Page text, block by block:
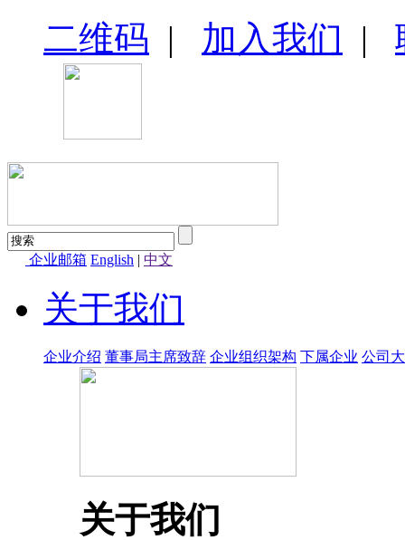
二维码 | 加入我们 |
企业邮箱 English | 中文
关于我们
企业介绍 董事局主席致辞 企业组织架构 下属企业 公司
关于我们